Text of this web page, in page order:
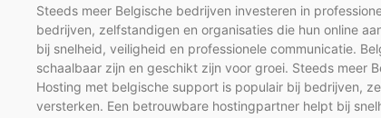
Steeds meer Belgische bedrijven investeren in
bedrijven, zelfstandigen en organisaties die hun online
bij snelheid, veiligheid en professionele communicatie.
schaalbaar zijn en geschikt zijn voor groei. Steeds meer
Hosting met belgische support is populair bij bedrijven,
versterken. Een betrouwbare hostingpartner helpt bij